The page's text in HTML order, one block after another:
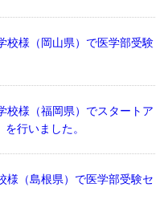
校様（岡山県）で医学部受験
校様（福岡県）でスタートア
行いました。
様（島根県）で医学部受験セ